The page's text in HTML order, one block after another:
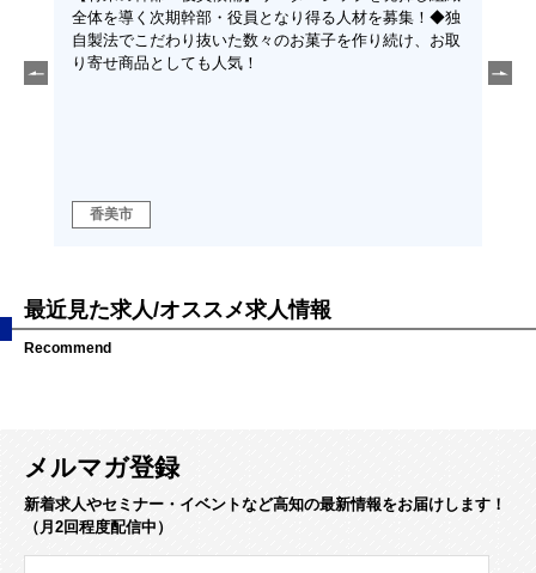
全体を導く次期幹部・役員となり得る人材を募集！◆独
自製法でこだわり抜いた数々のお菓子を作り続け、お取
り寄せ商品としても人気！
香美市
って
クリ
最近見た求人/オススメ求人情報
Recommend
メルマガ登録
新着求人やセミナー・イベントなど高知の最新情報をお届けします！
（月2回程度配信中）